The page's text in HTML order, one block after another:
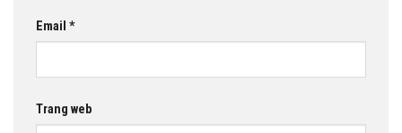
Email *
Trang web